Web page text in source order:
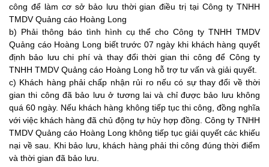
công để làm cơ sở bảo lưu thời gian điều trị tạiCông ty TNHH
TMDV Quảng cáo Hoàng Long
b) Phải thông báo tình hình cụ thể choCông ty TNHH TMDV
Quảng cáo Hoàng Long biết trước 07 ngày khi khách hàng quyết
định bảo lưu chi phí và thay đổi thời gian thi công để Công ty
TNHH TMDV Quảng cáo Hoàng Long hỗ trợ tư vấn và giải quyết.
c) Khách hàng phải chấp nhận rủi ro nếu có sự thay đổi về thời
gian thi công đã bảo lưu ở tương lai và chỉ được bảo lưu không
quá 60 ngày. Nếu khách hàng không tiếp tục thi công, đồng nghĩa
với việc khách hàng đã chủ động tự hủy hợp đồng. Công ty TNHH
TMDV Quảng cáo Hoàng Long không tiếp tục giải quyết các khiếu
nại về sau. Khi bảo lưu, khách hàng phải thi công đúng thời điểm
và thời gian đã bảo lưu.